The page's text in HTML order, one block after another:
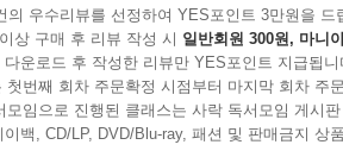
비현실, 가상과 실재, 미디어와 메타미
된 근미래의 일면을 효과적으로 선보인다.
쪼개진 우리와 우리의 현실은 얼마나
은 끊임없이 질문을 던진다. 우리는 『…
의 우수리뷰를 선정하여 YES포인트 3만원을 드
상 구매 후 리뷰 작성 시 일반회원 300원, 마니
다운로드 후 작성한 리뷰만 YES포인트 지급됩니
첫번째 회차 주문확정 시점부터 마지막 회차 주
모임으로 진행된 클래스는 사락 독서모임 게시
이백, CD/LP, DVD/Blu-ray, 패션 및 판매금지 상